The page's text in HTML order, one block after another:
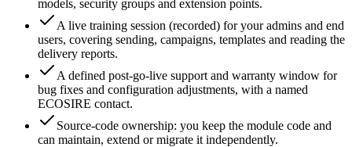
models, security groups and extension points.
A live training session (recorded) for your admins and end
users, covering sending, campaigns, templates and reading the
delivery reports.
A defined post-go-live support and warranty window for
bug fixes and configuration adjustments, with a named
ECOSIRE contact.
Source-code ownership: you keep the module code and
can maintain, extend or migrate it independently.